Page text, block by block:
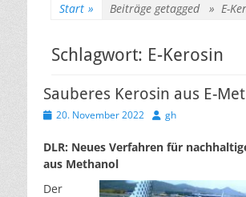
Start » Beiträge getagged » E-
Schlagwort: E-Kerosin
Sauberes Kerosin aus E-
Veröffentlicht
20. November 2022 Autor
gh
DLR: Neu­es Ver­fah­ren für
aus Me­tha­nol
Der